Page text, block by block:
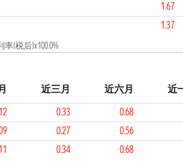
1.67
1.37
(税后)x100.0%
近三月 近六月
近
0.33
0.68
0.27
0.56
0.34 0.68